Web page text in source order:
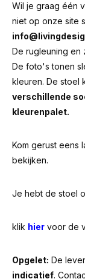
Wil je graag één
niet op onze site
De rugleuning en
De foto's tonen
kleuren. De stoel
verschillende
kleurenpalet.
Kom gerust eens
bekijken.
Je hebt de stoel
klik hier voor de
Opgelet: De
indicatief.